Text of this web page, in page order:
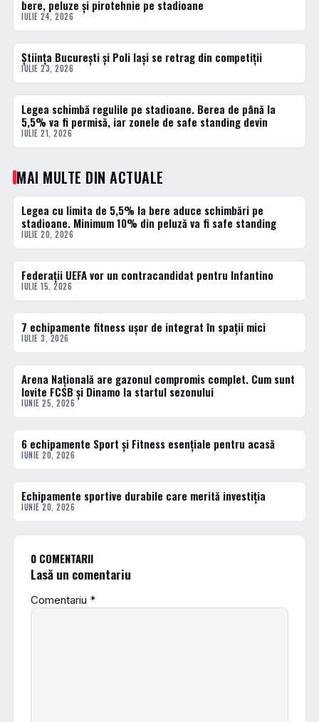
bere, peluze și pirotehnie pe stadioane
IULIE 24, 2026
2 · TOP
Știința București și Poli Iași se retrag din competiții
IULIE 23, 2026
3 · TOP
Legea schimbă regulile pe stadioane. Berea de până la
5,5% va fi permisă, iar zonele de safe standing devin
IULIE 21, 2026
MAI MULTE DIN ACTUALE
ACTUALE
Legea cu limita de 5,5% la bere aduce schimbări pe
stadioane. Minimum 10% din peluză va fi safe standing
IULIE 20, 2026
ACTUALE
Federații UEFA vor un contracandidat pentru Infantino
IULIE 15, 2026
ACTUALE
7 echipamente fitness ușor de integrat în spații mici
IULIE 3, 2026
ACTUALE
Arena Națională are gazonul compromis complet. Cum sunt
lovite FCSB și Dinamo la startul sezonului
IUNIE 25, 2026
ACTUALE
6 echipamente Sport și Fitness esențiale pentru acasă
IUNIE 20, 2026
ACTUALE
Echipamente sportive durabile care merită investiția
IUNIE 20, 2026
0 COMENTARII
Lasă un comentariu
Comentariu *